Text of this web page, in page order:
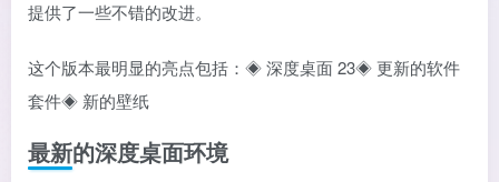
提供了一些不错的改进。
这个版本最明显的亮点包括：◈ 深度桌面 23◈ 更新的软件
套件◈ 新的壁纸
最新的深度桌面环境